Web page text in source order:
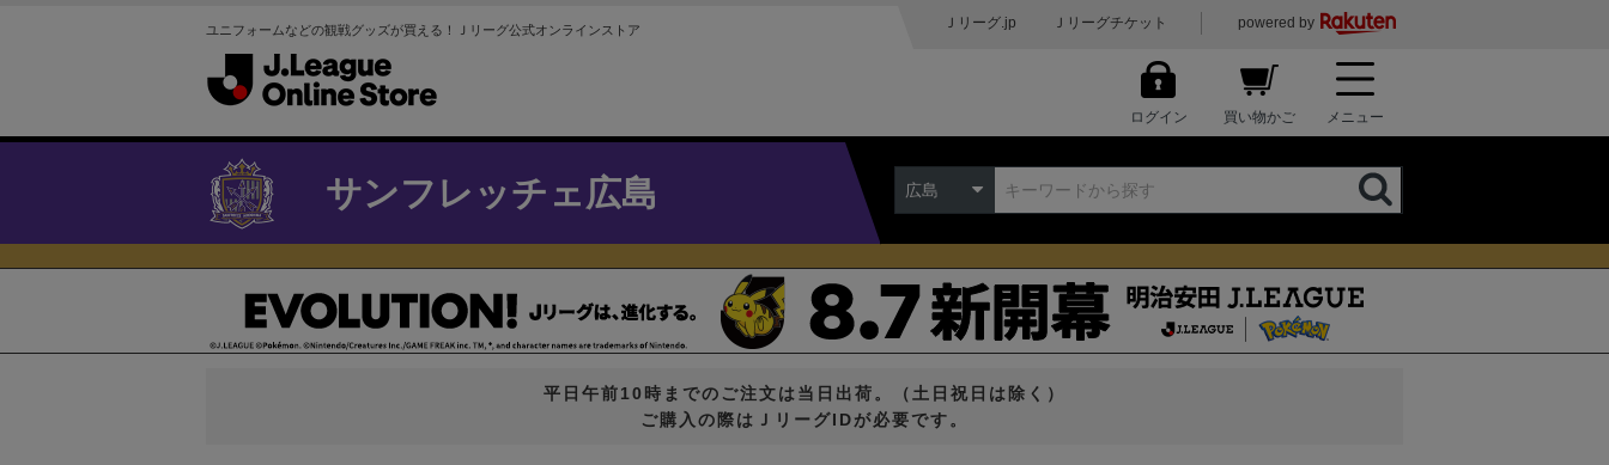
ユニフォームなどの観戦グッズが買える！Ｊリーグ公式オンラインストア Ｊリーグ.jp Ｊリーグチケット powered by
ログイン 買い物かご メニュー
サンフレッチェ広島 広島
平日午前10時までのご注文は当日出荷。（土日祝日は除く）
ご購入の際はＪリーグIDが必要です。